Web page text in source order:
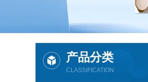
产品分类
CLASSIFICATION